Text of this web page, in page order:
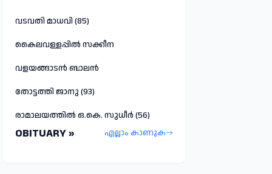
വടവതി മാധവി (85)
കൈലവള്ളപ്പിൽ സക്കീന
വളയങ്ങാടൻ ബാലൻ
തോട്ടത്തി ജാനു (93)
രാമാലയത്തിൽ ഒ.കെ. സുധീർ (56)
OBITUARY » എല്ലാം കാണുക